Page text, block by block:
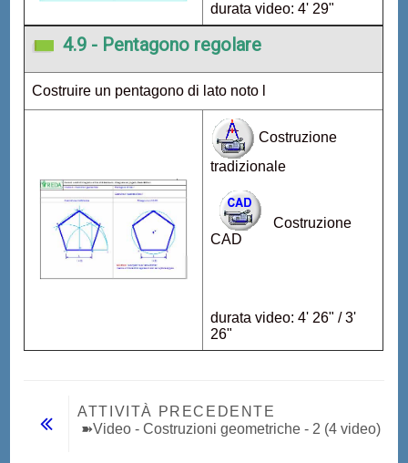
durata video: 4' 29"
4.9 - Pentagono regolare
Costruire un pentagono di lato noto l
Costruzione
tradizionale
Costruzione
CAD
durata video: 4' 26" / 3'
26"
ATTIVITÀ PRECEDENTE
➽Video - Costruzioni geometriche - 2 (4 video)